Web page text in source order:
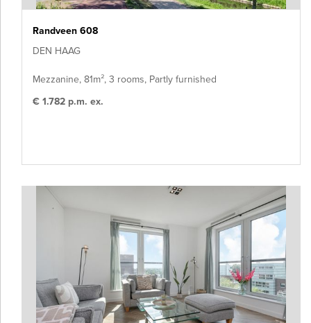
toegevoegde waarde voor onze relaties en het kantoor.
Wat vragen wij?Spreek jij je talen, maar heb je aan 1 woord
genoeg? Ben jij aantoonbaar klantgericht? Wil onderdeel zijn van
persoon heeft minimaal HBO werk- en denkniveau, woont in de
regio Den Haag en is in het bezit van een rijbewijs B.
Heb je interesse gaarne jouw Cv met foto of video sollicitatie
mailen naar daphne@lutzrealestate.nl met als onderwerp “Letting”.
Randveen 608
DEN HAAG
Mezzanine, 81m², 3 rooms, Partly furnished
€ 1.782 p.m. ex.